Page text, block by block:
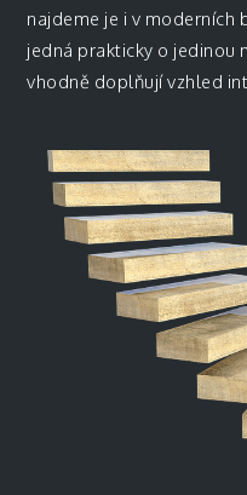
najdeme je i v moderních
jedná prakticky o jedinou
vhodně doplňují vzhled